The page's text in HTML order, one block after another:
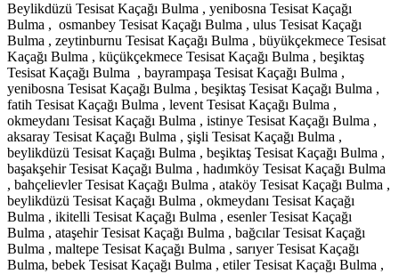
Beylikdüzü Tesisat Kaçağı Bulma , yenibosna Tesisat Kaçağı
Bulma , osmanbey Tesisat Kaçağı Bulma , ulus Tesisat Kaçağı
Bulma , zeytinburnu Tesisat Kaçağı Bulma , büyükçekmece Tesisat
Kaçağı Bulma , küçükçekmece Tesisat Kaçağı Bulma , beşiktaş
Tesisat Kaçağı Bulma , bayrampaşa Tesisat Kaçağı Bulma ,
yenibosna Tesisat Kaçağı Bulma , beşiktaş Tesisat Kaçağı Bulma ,
fatih Tesisat Kaçağı Bulma , levent Tesisat Kaçağı Bulma ,
okmeydanı Tesisat Kaçağı Bulma , istinye Tesisat Kaçağı Bulma ,
aksaray Tesisat Kaçağı Bulma , şişli Tesisat Kaçağı Bulma ,
beylikdüzü Tesisat Kaçağı Bulma , beşiktaş Tesisat Kaçağı Bulma ,
başakşehir Tesisat Kaçağı Bulma , hadımköy Tesisat Kaçağı Bulma
, bahçelievler Tesisat Kaçağı Bulma , ataköy Tesisat Kaçağı Bulma ,
beylikdüzü Tesisat Kaçağı Bulma , okmeydanı Tesisat Kaçağı
Bulma , ikitelli Tesisat Kaçağı Bulma , esenler Tesisat Kaçağı
Bulma , ataşehir Tesisat Kaçağı Bulma , bağcılar Tesisat Kaçağı
Bulma , maltepe Tesisat Kaçağı Bulma , sarıyer Tesisat Kaçağı
Bulma, bebek Tesisat Kaçağı Bulma , etiler Tesisat Kaçağı Bulma ,